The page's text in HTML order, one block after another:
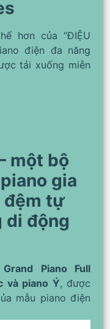
hơn của “ĐIỆU
điện đa năng
tải xuống miễn
một bộ
gia
đệm tự
di động
Grand Piano Full
và piano Ý, được
mẫu piano điện